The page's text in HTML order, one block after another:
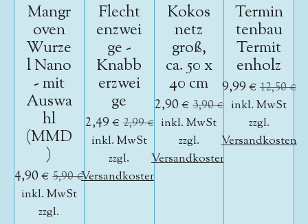
Mangr
oven
Wurze
l Nano
- mit
Auswa
hl
(MMD
)
4,90 € 5,90 €
inkl. MwSt
zzgl.
Flecht
enzwei
ge -
Knabb
erzwei
ge
2,49 €2,99 €
inkl. MwSt
zzgl.
Versandkosten
Kokos
netz
groß,
ca. 50 x
40 cm
2,90 € 3,90 €
inkl. MwSt
zzgl.
Versandkosten
Termin
tenbau
Termit
enholz
9,99 €12,50 €
inkl. MwSt
zzgl.
Versandkosten